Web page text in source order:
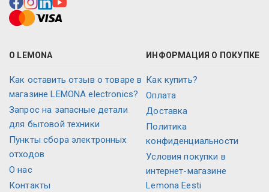
О LEMONA
Как оставить отзыв о товаре в
магазине LEMONA electronics?
Запрос на запасные детали
для бытовой техники
Пункты сбора электронных
отходов
О нас
Контакты
ИНФОРМАЦИЯ О ПОКУПКЕ
Как купить?
Оплата
Доставка
Политика
конфиденциальности
Условия покупки в
интернет-магазине
Lemona Eesti